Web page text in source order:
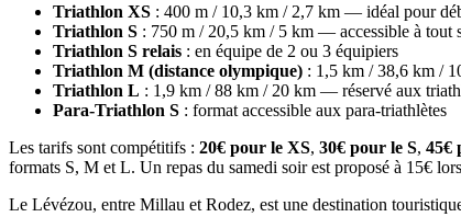
Triathlon XS : 400 m / 10,3 km / 2,7 km — idéal pour
Triathlon S : 750 m / 20,5 km / 5 km — accessible à tout
Triathlon S relais : en équipe de 2 ou 3 équipiers
Triathlon M (distance olympique) : 1,5 km / 38,6 km /
Triathlon L : 1,9 km / 88 km / 20 km — réservé aux
Para-Triathlon S : format accessible aux para-triathlètes
Les tarifs sont compétitifs : 20€ pour le XS, 30€ pour le S, 45€
formats S, M et L. Un repas du samedi soir est proposé à 15€
Le Lévézou, entre Millau et Rodez, est une destination